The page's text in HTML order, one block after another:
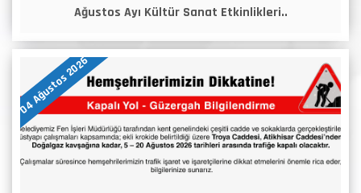
Ağustos Ayı Kültür Sanat Etkinlikleri..
04 Ağustos 2026